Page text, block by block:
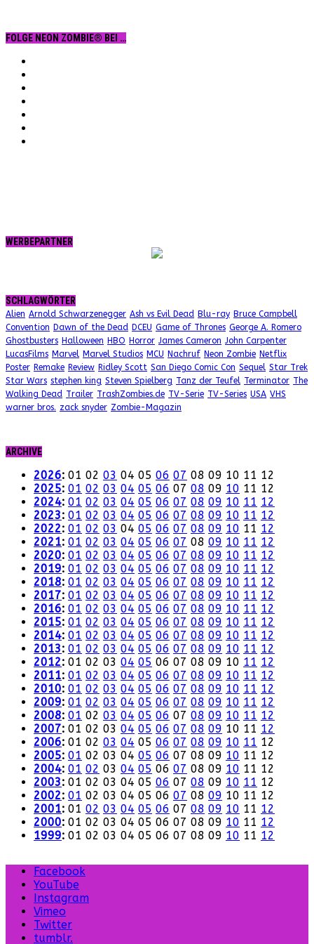
FOLGE NEON ZOMBIE® BEI …
WERBEPARTNER
SCHLAGWÖRTER
Alien Arnold Schwarzenegger Ash vs Evil Dead Blu-ray Bruce Campbell
Convention Dawn of the Dead DCEU Game of Thrones George A. Romero
Ghostbusters Halloween HBO Horror James Cameron John Carpenter
LucasFilms Marvel Marvel Studios MCU Nachruf Neon Zombie Netflix
Poster Remake Review Ridley Scott San Diego Comic Con Sequel Star Trek
Star Wars stephen king Steven Spielberg Tanz der Teufel Terminator The
Walking Dead Trailer TrashZombies.de TV-Serie TV-Series USA VHS
warner bros. zack snyder Zombie-Magazin
ARCHIVE
2026: 01 02 03 04 05 06 07 08 09 10 11 12
2025: 01 02 03 04 05 06 07 08 09 10 11 12
2024: 01 02 03 04 05 06 07 08 09 10 11 12
2023: 01 02 03 04 05 06 07 08 09 10 11 12
2022: 01 02 03 04 05 06 07 08 09 10 11 12
2021: 01 02 03 04 05 06 07 08 09 10 11 12
2020: 01 02 03 04 05 06 07 08 09 10 11 12
2019: 01 02 03 04 05 06 07 08 09 10 11 12
2018: 01 02 03 04 05 06 07 08 09 10 11 12
2017: 01 02 03 04 05 06 07 08 09 10 11 12
2016: 01 02 03 04 05 06 07 08 09 10 11 12
2015: 01 02 03 04 05 06 07 08 09 10 11 12
2014: 01 02 03 04 05 06 07 08 09 10 11 12
2013: 01 02 03 04 05 06 07 08 09 10 11 12
2012: 01 02 03 04 05 06 07 08 09 10 11 12
2011: 01 02 03 04 05 06 07 08 09 10 11 12
2010: 01 02 03 04 05 06 07 08 09 10 11 12
2009: 01 02 03 04 05 06 07 08 09 10 11 12
2008: 01 02 03 04 05 06 07 08 09 10 11 12
2007: 01 02 03 04 05 06 07 08 09 10 11 12
2006: 01 02 03 04 05 06 07 08 09 10 11 12
2005: 01 02 03 04 05 06 07 08 09 10 11 12
2004: 01 02 03 04 05 06 07 08 09 10 11 12
2003: 01 02 03 04 05 06 07 08 09 10 11 12
2002: 01 02 03 04 05 06 07 08 09 10 11 12
2001: 01 02 03 04 05 06 07 08 09 10 11 12
2000: 01 02 03 04 05 06 07 08 09 10 11 12
1999: 01 02 03 04 05 06 07 08 09 10 11 12
Facebook
YouTube
Instagram
Vimeo
Twitter
tumblr.